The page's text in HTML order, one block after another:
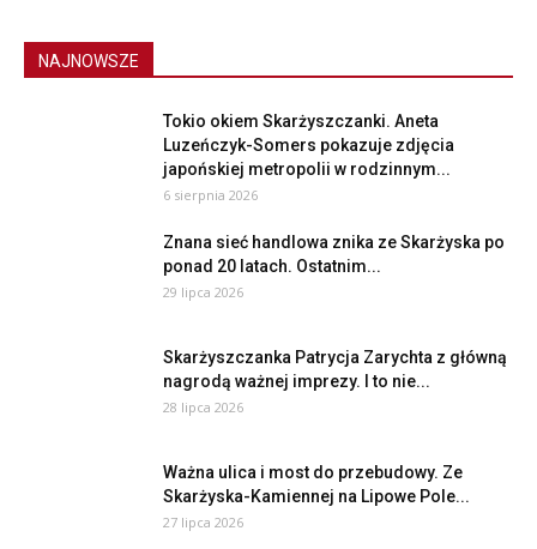
NAJNOWSZE
Tokio okiem Skarżyszczanki. Aneta
Luzeńczyk-Somers pokazuje zdjęcia
japońskiej metropolii w rodzinnym...
6 sierpnia 2026
Znana sieć handlowa znika ze Skarżyska po
ponad 20 latach. Ostatnim...
29 lipca 2026
Skarżyszczanka Patrycja Zarychta z główną
nagrodą ważnej imprezy. I to nie...
28 lipca 2026
Ważna ulica i most do przebudowy. Ze
Skarżyska-Kamiennej na Lipowe Pole...
27 lipca 2026